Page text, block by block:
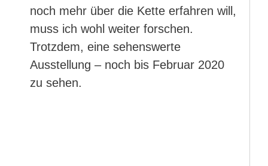
noch mehr über die Kette erfahren will,
muss ich wohl weiter forschen.
Trotzdem, eine sehenswerte
Ausstellung – noch bis Februar 2020
zu sehen.